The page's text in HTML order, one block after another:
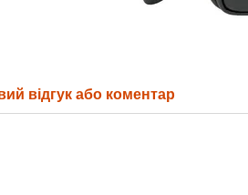
відгук або коментар